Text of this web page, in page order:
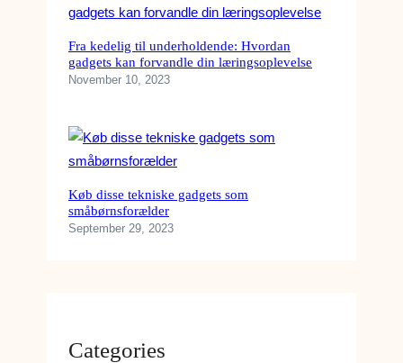
Fra kedelig til underholdende: Hvordan
gadgets kan forvandle din læringsoplevelse
November 10, 2023
Køb disse tekniske gadgets som
småbørnsforælder
September 29, 2023
Categories